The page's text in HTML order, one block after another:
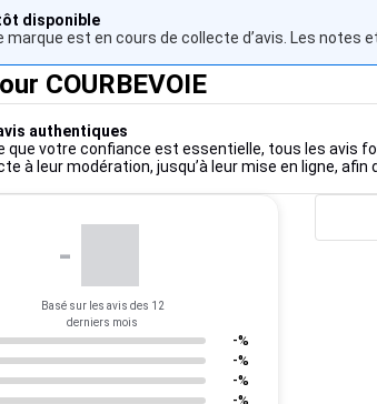
disponible
marque est en cours de collecte d’avis. Les notes
COURBEVOIE
authentiques
que votre confiance est essentielle, tous les avis
à leur modération, jusqu’à leur mise en ligne, afin
-
Basé sur les avis des 12
derniers mois
-%
-%
-%
-%